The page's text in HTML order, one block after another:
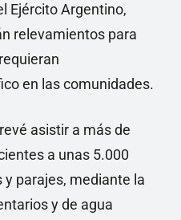
Ejército Argentino,
relevamientos para
en las comunidades.
asistir a más de
a unas 5.000
parajes, mediante la
y de agua